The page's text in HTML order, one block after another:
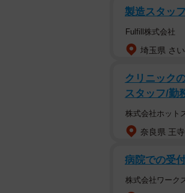
製造スタッ
Fulfill株式会社
埼玉県 さ
クリニック
スタッフ/勤
株式会社ホット
奈良県 王
病院での受
株式会社ワーク